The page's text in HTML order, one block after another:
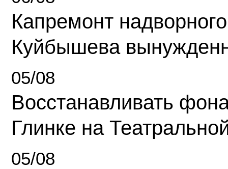
Капремонт
Куйбышева
05/08
Восстанавливать
Глинке на
05/08